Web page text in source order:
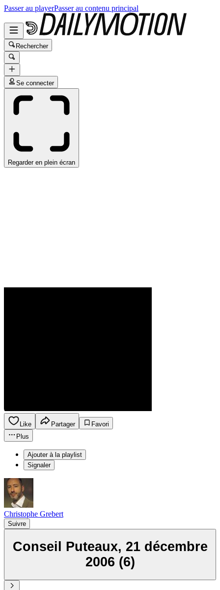
Passer au playerPasser au contenu principal
Rechercher
Se connecter
Regarder en plein écran
Like Partager
Favori
Plus
Ajouter à la playlist
Signaler
Christophe Grebert
Suivre
Conseil Puteaux, 21 décembre
2006 (6)